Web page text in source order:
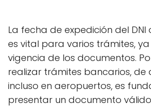
La fecha de expedición del
es vital para varios trámites,
vigencia de los documentos.
realizar trámites bancarios, de
incluso en aeropuertos, es
presentar un documento